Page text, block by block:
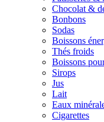
Chocolat &
Bonbons
Sodas
Boissons
Thés froids
Boissons
Sirops
Jus
Lait
Eaux
Cigarettes